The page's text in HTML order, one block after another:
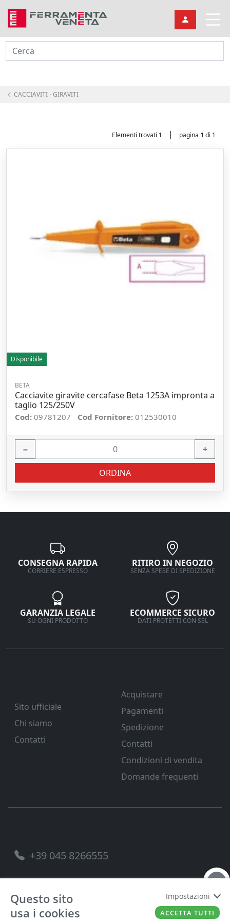
Cerca
CACCIAVITI - GIRAVITI
Elementi trovati 1 | pagina 1 di 1
Disponibile
BETA
Cacciavite giravite cercafase Beta 1253A impronta a
taglio 125/250V
Cod: 09781207 Cod Fornitore: 012530010
− +
ORDINA
CONSEGNA RAPIDA
CORRIERE ESPRESSO
RITIRO IN NEGOZIO
SENZA SPESE DI SPEDIZIONE
GARANZIA LEGALE
SU OGNI PRODOTTO
ECOMMERCE SICURO
DATI PROTETTI CON SSL
Sito ufficiale
Chi siamo
Contatti
Acquistare
Pagamenti
Spedizione
Contatti
Condizioni di vendita
Domande frequenti
+39 045 8266555
FERRAMENTA VENETA SRL 00221490238
Questo sito
usa i cookies
Impostazioni
ACCETTA TUTTI